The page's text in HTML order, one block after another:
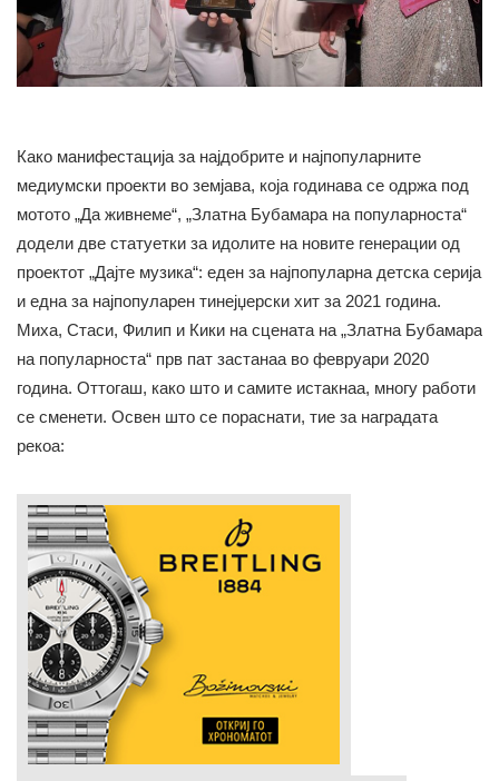
Како манифестација за најдобрите и најпопуларните
медиумски проекти во земјава, која годинава се одржа под
мотото „Да живнеме“, „Златна Бубамара на популарноста“
додели две статуетки за идолите на новите генерации од
проектот „Дајте музика“: еден за најпопуларна детска серија
и една за најпопуларен тинејџерски хит за 2021 година.
Миха, Стаси, Филип и Кики на сцената на „Златна Бубамара
на популарноста“ прв пат застанаа во февруари 2020
година. Оттогаш, како што и самите истакнаа, многу работи
се сменети. Освен што се пораснати, тие за наградата
рекоа: